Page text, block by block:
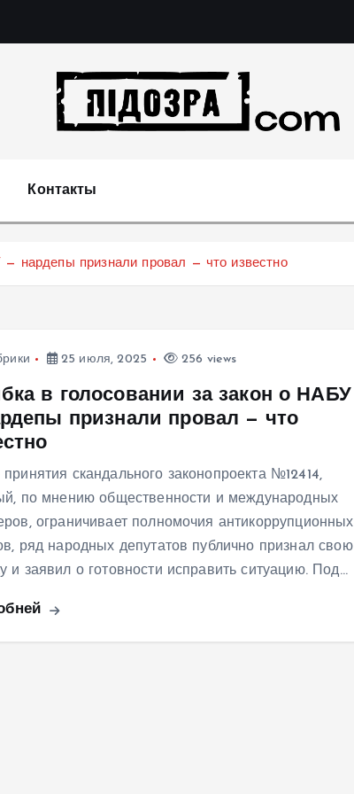
Контакты
нардепы признали провал — что известно
25 июля, 2025 256 views
в голосовании за закон о НАБУ
признали провал — что
скандального законопроекта №12414,
по мнению общественности и международных
ограничивает полномочия антикоррупционных
ряд народных депутатов публично признал свою
и заявил о готовности исправить ситуацию. Под…